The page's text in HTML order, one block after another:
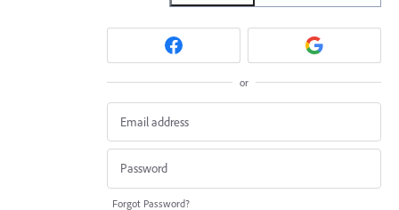
or
Forgot Password?